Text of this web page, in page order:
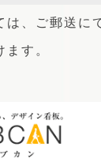
、 ご郵送に
す。